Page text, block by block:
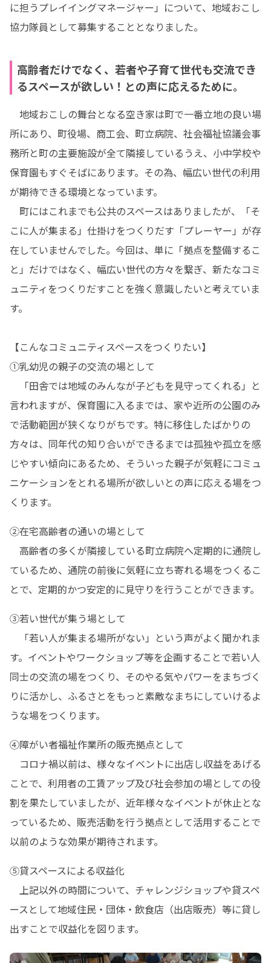
に担うプレイイングマネージャー」について、地域おこし
協力隊員として募集することとなりました。
高齢者だけでなく、若者や子育て世代も交流でき
るスペースが欲しい！との声に応えるために。
地域おこしの舞台となる空き家は町で一番立地の良い場
所にあり、町役場、商工会、町立病院、社会福祉協議会事
務所と町の主要施設が全て隣接しているうえ、小中学校や
保育園もすぐそばにあります。その為、幅広い世代の利用
が期待できる環境となっています。
町にはこれまでも公共のスペースはありましたが、「そ
こに人が集まる」仕掛けをつくりだす「プレーヤー」が存
在していませんでした。今回は、単に「拠点を整備するこ
と」だけではなく、幅広い世代の方々を繋ぎ、新たなコミ
ュニティをつくりだすことを強く意識したいと考えていま
す。
【こんなコミュニティスペースをつくりたい】
①乳幼児の親子の交流の場として
「田舎では地域のみんなが子どもを見守ってくれる」と
言われますが、保育園に入るまでは、家や近所の公園のみ
で活動範囲が狭くなりがちです。特に移住したばかりの
方々は、同年代の知り合いができるまでは孤独や孤立を感
じやすい傾向にあるため、そういった親子が気軽にコミュ
ニケーションをとれる場所が欲しいとの声に応える場をつ
くります。
②在宅高齢者の通いの場として
高齢者の多くが隣接している町立病院へ定期的に通院し
ているため、通院の前後に気軽に立ち寄れる場をつくるこ
とで、定期的かつ安定的に見守りを行うことができます。
③若い世代が集う場として
「若い人が集まる場所がない」という声がよく聞かれま
す。イベントやワークショップ等を企画することで若い人
同士の交流の場をつくり、そのやる気やパワーをまちづく
りに活かし、ふるさとをもっと素敵なまちにしていけるよ
うな場をつくります。
④障がい者福祉作業所の販売拠点として
コロナ禍以前は、様々なイベントに出店し収益をあげる
ことで、利用者の工賃アップ及び社会参加の場としての役
割を果たしていましたが、近年様々なイベントが休止とな
っているため、販売活動を行う拠点として活用することで
以前のような効果が期待されます。
⑤貸スペースによる収益化
上記以外の時間について、チャレンジショップや貸スペ
ースとして地域住民・団体・飲食店（出店販売）等に貸し
出すことで収益化を図ります。